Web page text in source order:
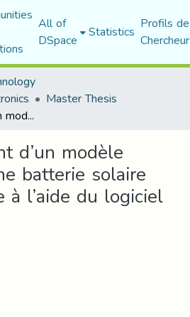
All of
DSpace Statistics Profils
Master Thesis
Développement d’un modèle électrique d’une batterie solaire photovoltaïque à l’aide du logiciel PSpice
d’un modèle
batterie solaire
l’aide du logiciel